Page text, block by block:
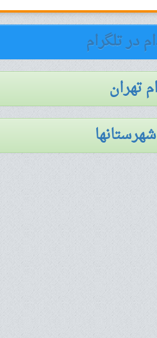
در تلگرام
تهران